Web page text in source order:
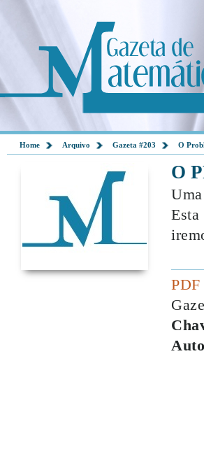
Home Arquivo Gazeta #203 O
O